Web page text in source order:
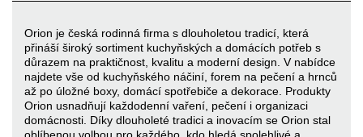
Orion je česká rodinná firma s dlouholetou tradicí, která
přináší široký sortiment kuchyňských a domácích potřeb s
důrazem na praktičnost, kvalitu a moderní design. V nabídce
najdete vše od kuchyňského náčiní, forem na pečení a hrnců
až po úložné boxy, domácí spotřebiče a dekorace. Produkty
Orion usnadňují každodenní vaření, pečení i organizaci
domácnosti. Díky dlouholeté tradici a inovacím se Orion stal